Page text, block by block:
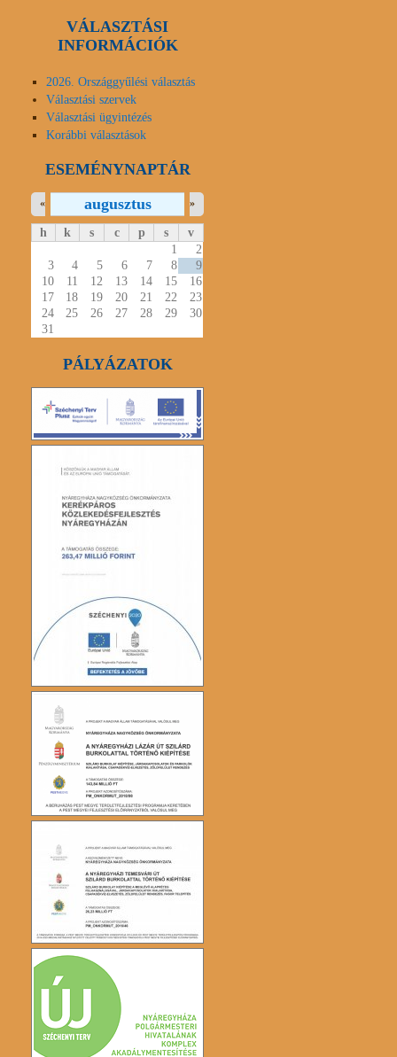
VÁLASZTÁSI
INFORMÁCIÓK
2026. Országgyűlési választás
Választási szervek
Választási ügyintézés
Korábbi választások
ESEMÉNYNAPTÁR
augusztus
« »
h k s c p s
v
1
2
3
4 5 6 7 8
9
10
11 12 13 14 15
16
17
18 19 20 21 22
23
24
25 26 27 28 29
30
31
PÁLYÁZATOK